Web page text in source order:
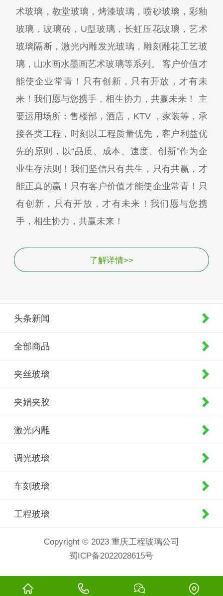
术玻璃，教堂玻璃，烤漆玻璃，喷砂玻璃，彩釉
玻璃，玻璃砖，U型玻璃，长虹压花玻璃，艺术
玻璃隔断，激光内雕发光玻璃，雕刻雕花工艺玻
璃，山水画水墨画艺术玻璃等系列。 客户价值才
能使企业常青！只有创新，只有开放，才有未
来！我们愿与您携手，相生协力，共赢未来！ 主
要运用场所：售楼部，酒店，KTV ，家装等，承
接各类工程，时刻以工程质量优先，客户利益优
先的原则，以“品质、成本、速度、创新”作为企
业生存法则！我们坚信只有共生，只有共赢，才
能正真的赢！只有客户价值才能使企业常青！只
有创新，只有开放，才有未来！我们愿与您携
手，相生协力，共赢未来！
了解详情>>
头条新闻
全部商品
夹丝玻璃
夹娟夹胶
激光内雕
调光玻璃
车刻玻璃
工程玻璃
Copyright © 2023 重庆工程玻璃公司
蜀ICP备2022028615号